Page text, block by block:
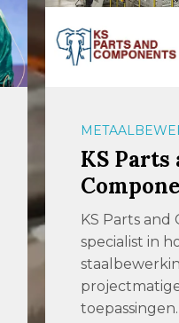
KS Parts
KS Parts and
specialist in